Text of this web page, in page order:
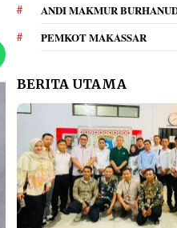
ANDI MAKMUR
PEMKOT MAKASSAR
BERITA UTAMA